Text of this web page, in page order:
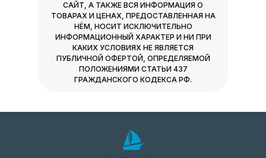
САЙТ, А ТАКЖЕ ВСЯ ИНФОРМАЦИЯ О
ТОВАРАХ И ЦЕНАХ, ПРЕДОСТАВЛЕННАЯ НА
НЁМ, НОСИТ ИСКЛЮЧИТЕЛЬНО
ИНФОРМАЦИОННЫЙ ХАРАКТЕР И НИ ПРИ
КАКИХ УСЛОВИЯХ НЕ ЯВЛЯЕТСЯ
ПУБЛИЧНОЙ ОФЕРТОЙ, ОПРЕДЕЛЯЕМОЙ
ПОЛОЖЕНИЯМИ СТАТЬИ 437
ГРАЖДАНСКОГО КОДЕКСА РФ.